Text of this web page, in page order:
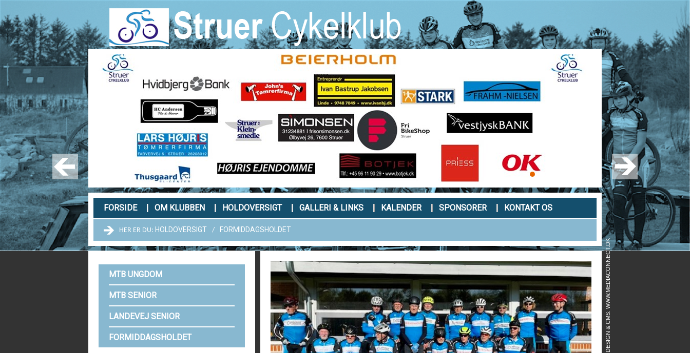
FORSIDE OM KLUBBEN HOLDOVERSIGT GALLERI & LINKS KALENDER SPONSORER KONTAKT OS
HER ER DU: HOLDOVERSIGT FORMIDDAGSHOLDET
MTB UNGDOM
MTB SENIOR
LANDEVEJ SENIOR
FORMIDDAGSHOLDET DESIGN & CMS: WWW.MEDIACONNECT.DK